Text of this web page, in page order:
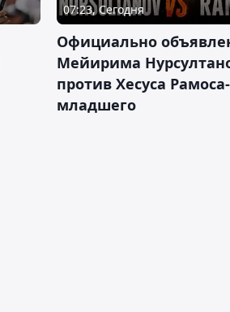
07:23, Сегодня
Официально
Мейирима
против Хесуса Рамоса-
младшего